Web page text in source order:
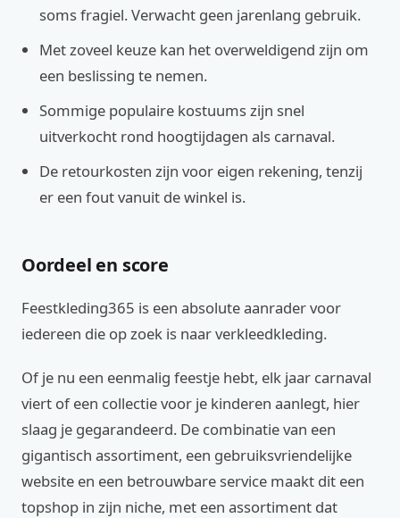
soms fragiel. Verwacht geen jarenlang gebruik.
Met zoveel keuze kan het overweldigend zijn om
een beslissing te nemen.
Sommige populaire kostuums zijn snel
uitverkocht rond hoogtijdagen als carnaval.
De retourkosten zijn voor eigen rekening, tenzij
er een fout vanuit de winkel is.
Oordeel en score
Feestkleding365 is een absolute aanrader voor
iedereen die op zoek is naar verkleedkleding.
Of je nu een eenmalig feestje hebt, elk jaar carnaval
viert of een collectie voor je kinderen aanlegt, hier
slaag je gegarandeerd. De combinatie van een
gigantisch assortiment, een gebruiksvriendelijke
website en een betrouwbare service maakt dit een
topshop in zijn niche, met een assortiment dat